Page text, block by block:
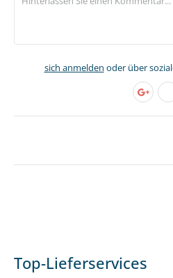
sich anmelden oder über
Top-Lieferservices